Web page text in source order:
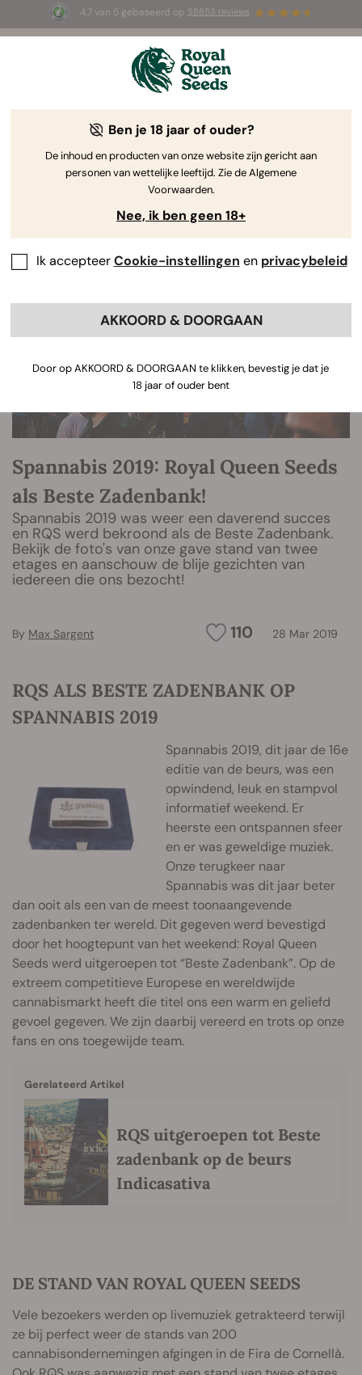
4.7 van 5 gebaseerd op 58653 reviews
☀️ Summer Sales: tot wel 50% korting
op geselecteerde producten! ⏤
The RQS Blog
Cannabis Lifestyle Blogs
Spannabis 2019: Royal Queen Seeds
als Beste Zadenbank!
Spannabis 2019 was weer een daverend succes
en RQS werd bekroond als de Beste Zadenbank.
Bekijk de foto's van onze gave stand van twee
etages en aanschouw de blije gezichten van
iedereen die ons bezocht!
110 28 Mar 2019
By Max Sargent
RQS ALS BESTE ZADENBANK OP
SPANNABIS 2019
Spannabis 2019, dit jaar de 16e
editie van de beurs, was een
opwindend, leuk en stampvol
informatief weekend. Er
heerste een ontspannen sfeer
en er was geweldige muziek.
Onze terugkeer naar
Spannabis was dit jaar beter
dan ooit als een van de meest toonaangevende
zadenbanken ter wereld. Dit gegeven werd bevestigd
door het hoogtepunt van het weekend: Royal Queen
Seeds werd uitgeroepen tot “Beste Zadenbank”. Op de
extreem competitieve Europese en wereldwijde
cannabismarkt heeft die titel ons een warm en geliefd
gevoel gegeven. We zijn daarbij vereerd en trots op onze
fans en ons toegewijde team.
Gerelateerd Artikel
RQS uitgeroepen tot Beste
zadenbank op de beurs
Indicasativa
DE STAND VAN ROYAL QUEEN SEEDS
Vele bezoekers werden op livemuziek getrakteerd terwijl
ze bij perfect weer de stands van 200
cannabisondernemingen afgingen in de Fira de Cornellà.
Ben je 18 jaar of ouder?
De inhoud en producten van onze website zijn gericht aan
personen van wettelijke leeftijd. Zie de Algemene
Voorwaarden.
Nee, ik ben geen 18+
Ik accepteerCookie-instellingen en privacybeleid
AKKOORD & DOORGAAN
Door op AKKOORD & DOORGAAN te klikken, bevestig je dat je
18 jaar of ouder bent